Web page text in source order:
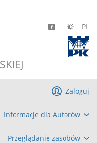
PL
Informacje dla Autorów
Przeglądanie zasobów
Zaloguj